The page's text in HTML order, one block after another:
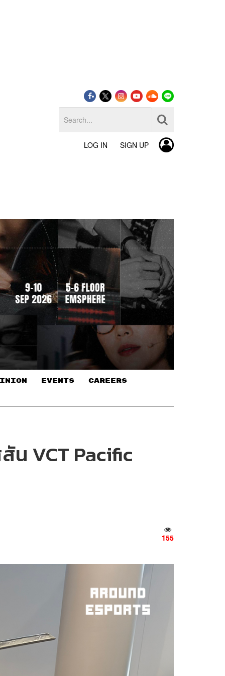
LOG IN SIGN UP
EVENTS CAREERS
VCT Pacific
155